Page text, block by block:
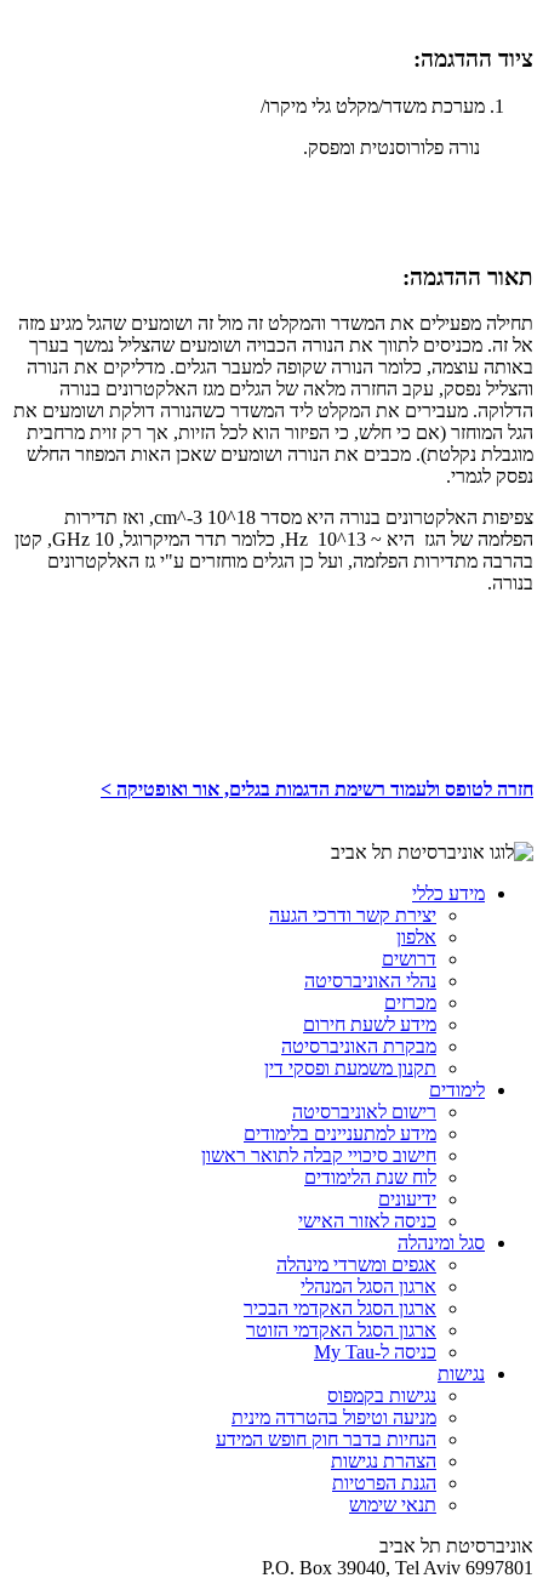
ציוד ההדגמה:​​
מערכת משדר/מקלט גלי מיקרו/
נורה פלורוסנטית ומפסק.
תאור ההדגמה:​
תחילה מפעילים את המשדר והמקלט זה מול זה ושומעים שהגל מגיע מזה
אל זה. מכניסים לתווך את הנורה הכבויה ושומעים שהצליל נמשך בערך
באותה עוצמה, כלומר הנורה שקופה למעבר הגלים. מדליקים את הנורה
והצליל נפסק, עקב החזרה מלאה של הגלים מגז האלקטרונים בנורה
הדלוקה. מעבירים את המקלט ליד המשדר כשהנורה דולקת ושומעים את
הגל המוחזר (אם כי חלש, כי הפיזור הוא לכל הזיות, אך רק זוית מרחבית
מוגבלת נקלטת). מכבים את הנורה ושומעים שאכן האות המפוזר החלש
נפסק לגמרי.
צפיפות האלקטרונים בנורה היא מסדר 18^10 cm^-3, ואז תדירות
הפלזמה של הגז היא ~ 13^10 Hz, כלומר תדר המיקרוגל, 10 GHz, קטן
בהרבה מתדירות הפלזמה, ועל כן הגלים מוחזרים ע"י גז האלקטרונים
בנורה.
חזרה לטופס ולעמוד רשימת הדגמות בגלים, אור ואופטיקה >
מידע כללי
יצירת קשר ודרכי הגעה
אלפון
דרושים
נהלי האוניברסיטה
מכרזים
מידע לשעת חירום
מבקרת האוניברסיטה
תקנון משמעת ופסקי דין
לימודים
רישום לאוניברסיטה
מידע למתעניינים בלימודים
חישוב סיכויי קבלה לתואר ראשון
לוח שנת הלימודים
ידיעונים
כניסה לאזור האישי
סגל ומינהלה
אגפים ומשרדי מינהלה
ארגון הסגל המנהלי
ארגון הסגל האקדמי הבכיר
ארגון הסגל האקדמי הזוטר
כניסה ל-My Tau
נגישות
נגישות בקמפוס
מניעה וטיפול בהטרדה מינית
הנחיות בדבר חוק חופש המידע
הצהרת נגישות
הגנת הפרטיות
תנאי שימוש
אוניברסיטת תל אביב
P.O. Box 39040, Tel Aviv 6997801